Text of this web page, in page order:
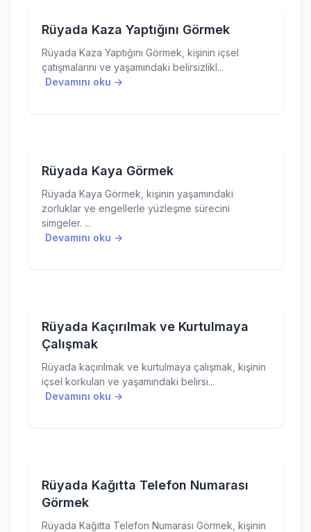
Rüyada Kaza Yaptığını Görmek
Rüyada Kaza Yaptığını Görmek, kişinin içsel
çatışmalarını ve yaşamındaki belirsizlikl...
Devamını oku →
Rüyada Kaya Görmek
Rüyada Kaya Görmek, kişinin yaşamındaki
zorluklar ve engellerle yüzleşme sürecini
simgeler. ...
Devamını oku →
Rüyada Kaçırılmak ve Kurtulmaya
Çalışmak
Rüyada kaçırılmak ve kurtulmaya çalışmak, kişinin
içsel korkuları ve yaşamındaki belirsi...
Devamını oku →
Rüyada Kağıtta Telefon Numarası
Görmek
Rüyada Kağıtta Telefon Numarası Görmek, kişinin